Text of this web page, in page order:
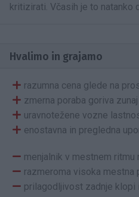
kritizirati. Včasih je to natanko
Hvalimo in grajamo
razumna cena glede na
zmerna poraba goriva
uravnotežene vozne
enostavna in pregledna
menjalnik v mestnem ritmu
razmeroma visoka mestna
prilagodljivost zadnje klopi